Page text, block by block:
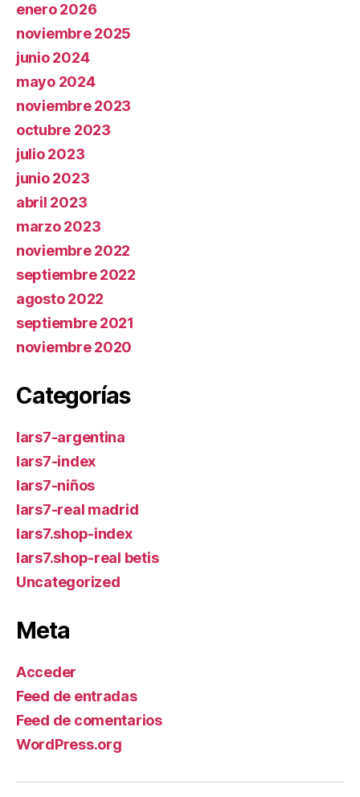
enero 2026
noviembre 2025
junio 2024
mayo 2024
noviembre 2023
octubre 2023
julio 2023
junio 2023
abril 2023
marzo 2023
noviembre 2022
septiembre 2022
agosto 2022
septiembre 2021
noviembre 2020
Categorías
lars7-argentina
lars7-index
lars7-niños
lars7-real madrid
lars7.shop-index
lars7.shop-real betis
Uncategorized
Meta
Acceder
Feed de entradas
Feed de comentarios
WordPress.org